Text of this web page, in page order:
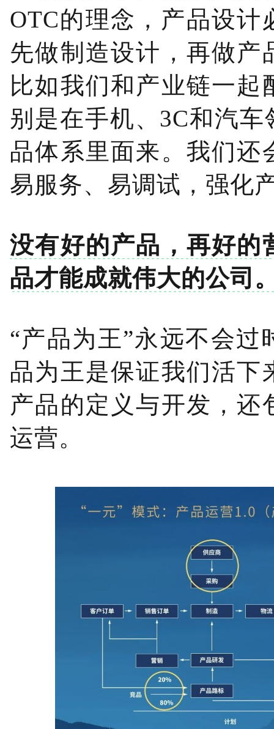
OTC的理念，产品设
先做制造设计，再做产
比如我们和产业链一
别是在手机、3C和汽
品体系里面来。我们还
易服务、易调试，强化
没有好的产品，再好的
品才能成就伟大的公司
“产品为王”永远不会
品为王是保证我们活下
产品的定义与开发，还
运营。